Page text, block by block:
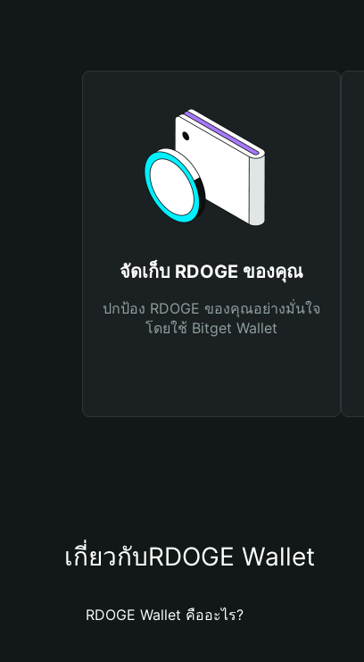
จัดเก็บ RDOGE ของคุณ
ปกป้อง RDOGE ของคุณอย่างมั่นใจ
โดยใช้ Bitget Wallet
เกี่ยวกับRDOGE Wallet
RDOGE Wallet คืออะไร?